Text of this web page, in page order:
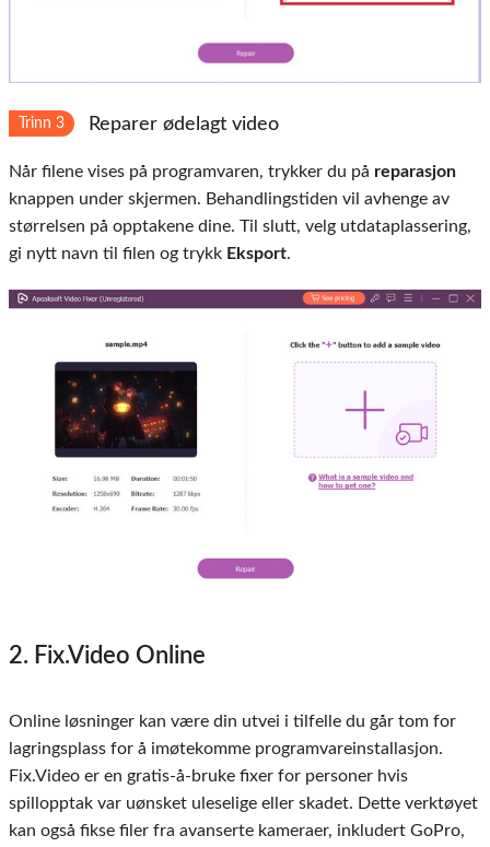
Trinn 3 Reparer ødelagt video
Når filene vises på programvaren, trykker du på reparasjon
knappen under skjermen. Behandlingstiden vil avhenge av
størrelsen på opptakene dine. Til slutt, velg utdataplassering,
gi nytt navn til filen og trykk Eksport.
2. Fix.Video Online
Online løsninger kan være din utvei i tilfelle du går tom for
lagringsplass for å imøtekomme programvareinstallasjon.
Fix.Video er en gratis-å-bruke fixer for personer hvis
spillopptak var uønsket uleselige eller skadet. Dette verktøyet
kan også fikse filer fra avanserte kameraer, inkludert GoPro,